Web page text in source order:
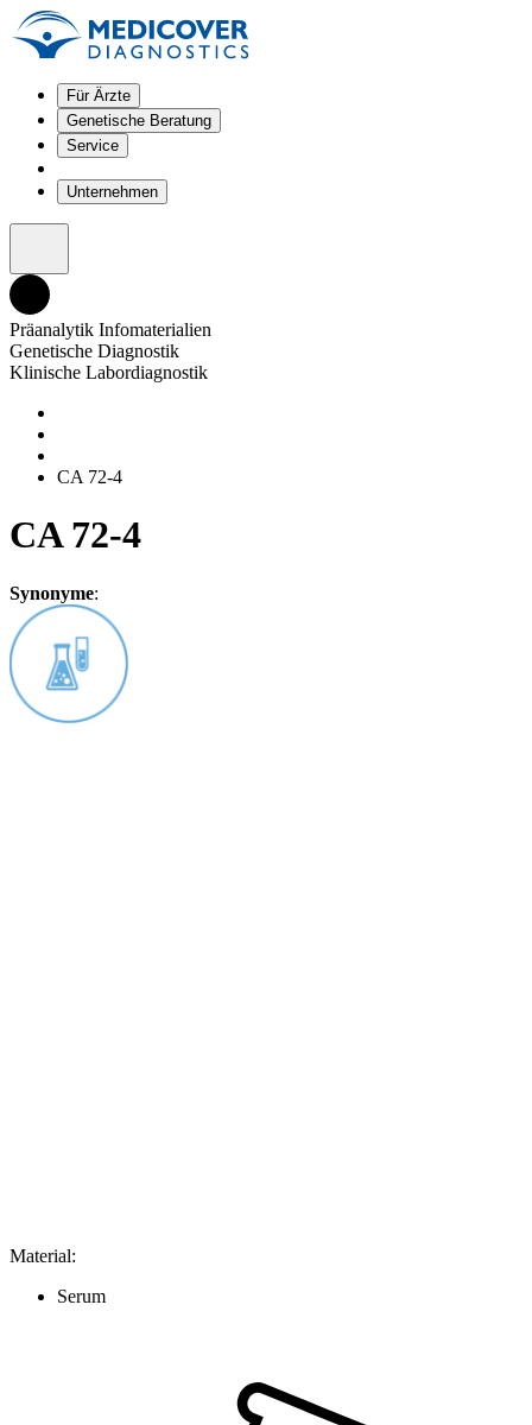
Für Ärzte
Genetische Beratung
Service
Unternehmen
Präanalytik Infomaterialien
Genetische Diagnostik
Klinische Labordiagnostik
CA 72-4
CA 72-4
Synonyme:
Material:
Serum